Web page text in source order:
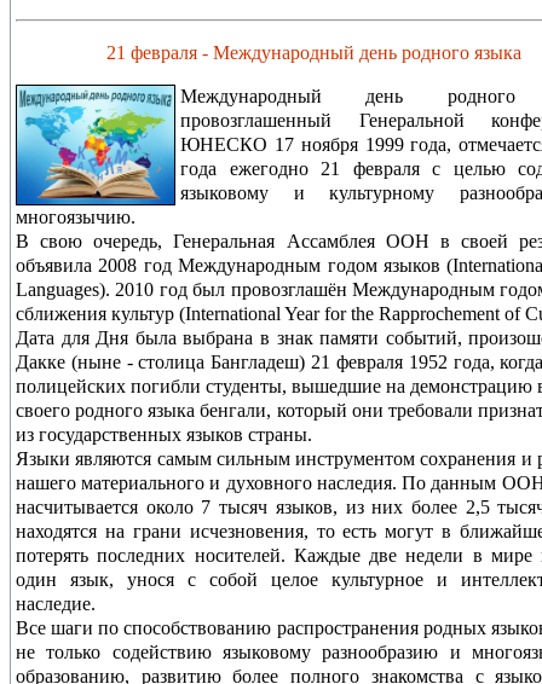
21 февраля - Международный день родного языка
Международный день родного
провозглашенный Генеральной
ЮНЕСКО 17 ноября 1999 года,
года ежегодно 21 февраля с целью
языковому и культурному
многоязычию.
В свою очередь, Генеральная Ассамблея ООН в своей
объявила 2008 год Международным годом языков
Languages). 2010 год был провозглашён Международным
сближения культур (International Year for the Rapprochement of
Дата для Дня была выбрана в знак памяти событий,
Дакке (ныне - столица Бангладеш) 21 февраля 1952 года,
полицейских погибли студенты, вышедшие на демонстрацию
своего родного языка бенгали, который они требовали
из государственных языков страны.
Языки являются самым сильным инструментом сохранения и
нашего материального и духовного наследия. По данным
насчитывается около 7 тысяч языков, из них более 2,5
находятся на грани исчезновения, то есть могут в
потерять последних носителей. Каждые две недели в мире
один язык, унося с собой целое культурное и
наследие.
Все шаги по способствованию распространения родных
не только содействию языковому разнообразию и
образованию, развитию более полного знакомства с